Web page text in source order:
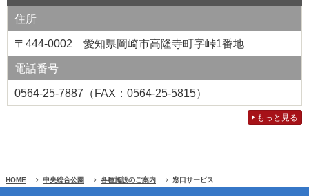
住所
〒444-0002 愛知県岡崎市高隆寺町字峠1番地
電話番号
0564-25-7887（FAX：0564‐25-5815）
もっと見る
HOME 中央総合公園 各種施設のご案内 窓口サービス